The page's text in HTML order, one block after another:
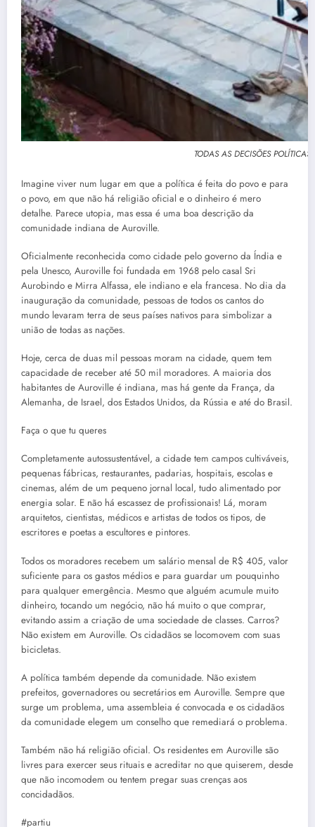
TODAS AS DECISÕES
Imagine viver num lugar em que a política é feita do povo e para
o povo, em que não há religião oficial e o dinheiro é mero
detalhe. Parece utopia, mas essa é uma boa descrição da
comunidade indiana de Auroville.
Oficialmente reconhecida como cidade pelo governo da Índia e
pela Unesco, Auroville foi fundada em 1968 pelo casal Sri
Aurobindo e Mirra Alfassa, ele indiano e ela francesa. No dia da
inauguração da comunidade, pessoas de todos os cantos do
mundo levaram terra de seus países nativos para simbolizar a
união de todas as nações.
Hoje, cerca de duas mil pessoas moram na cidade, quem tem
capacidade de receber até 50 mil moradores. A maioria dos
habitantes de Auroville é indiana, mas há gente da França, da
Alemanha, de Israel, dos Estados Unidos, da Rússia e até do Brasil.
Faça o que tu queres
Completamente autossustentável, a cidade tem campos cultiváveis,
pequenas fábricas, restaurantes, padarias, hospitais, escolas e
cinemas, além de um pequeno jornal local, tudo alimentado por
energia solar. E não há escassez de profissionais! Lá, moram
arquitetos, cientistas, médicos e artistas de todos os tipos, de
escritores e poetas a escultores e pintores.
Todos os moradores recebem um salário mensal de R$ 405, valor
suficiente para os gastos médios e para guardar um pouquinho
para qualquer emergência. Mesmo que alguém acumule muito
dinheiro, tocando um negócio, não há muito o que comprar,
evitando assim a criação de uma sociedade de classes. Carros?
Não existem em Auroville. Os cidadãos se locomovem com suas
bicicletas.
A política também depende da comunidade. Não existem
prefeitos, governadores ou secretários em Auroville. Sempre que
surge um problema, uma assembleia é convocada e os cidadãos
da comunidade elegem um conselho que remediará o problema.
Também não há religião oficial. Os residentes em Auroville são
livres para exercer seus rituais e acreditar no que quiserem, desde
que não incomodem ou tentem pregar suas crenças aos
concidadãos.
#partiu